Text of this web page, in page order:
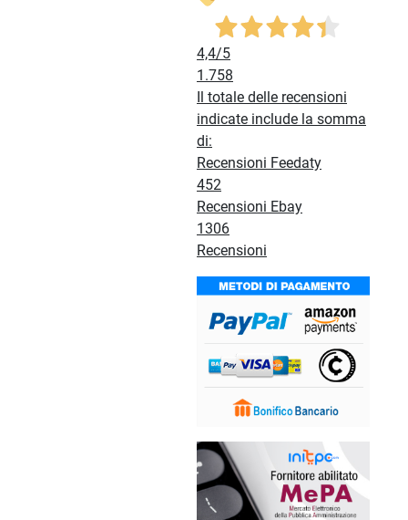
4,4/5
1.758
Il totale delle recensioni
indicate include la somma
di:
Recensioni Feedaty
452
Recensioni Ebay
1306
Recensioni